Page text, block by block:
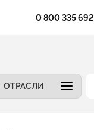
0 800 335 692
ОТРАСЛИ